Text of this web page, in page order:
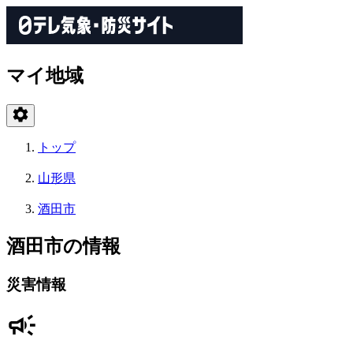
マイ地域
トップ
山形県
酒田市
酒田市の情報
災害情報